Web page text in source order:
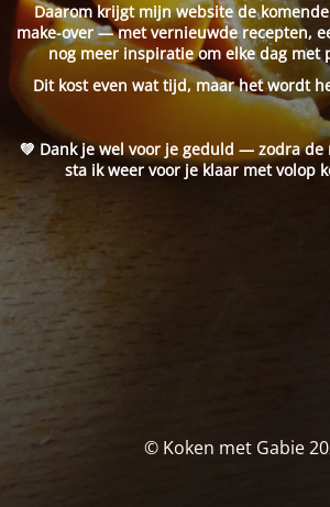
Daarom krijgt mijn website de
make-over — met vernieuwde recepten,
nog meer inspiratie om elke dag met
Dit kost even wat tijd, maar het wordt
💚 Dank je wel voor je geduld — zodra de
sta ik weer voor je klaar met volop
© Koken met Gabie